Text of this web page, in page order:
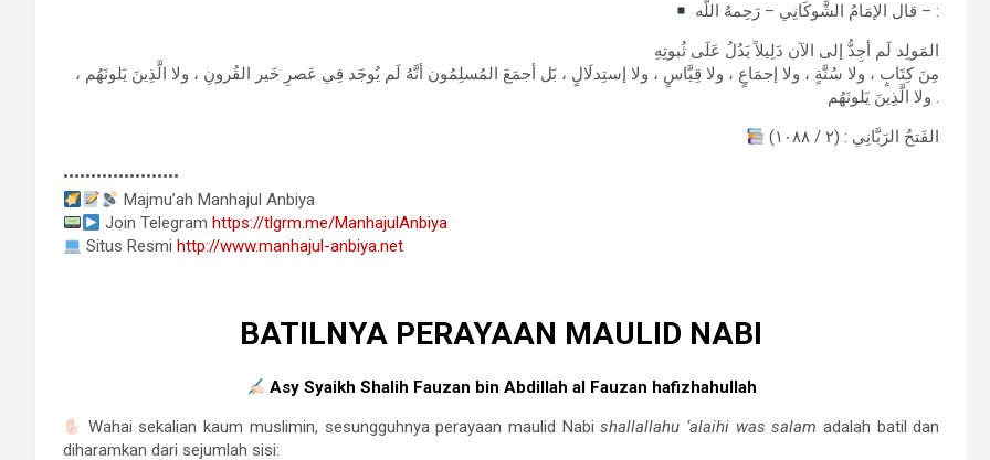
قال الإمَامُ الشَّوكَانِي – رَحِمهُ اللَّه – :
المَولِد لَم أجِدُّ إلى الآن دَلِيلاً يَدُلُ عَلَى ثُبوتِهِ
مِنَ كِتَابٍ ، ولا سُنَّةٍ ، ولا إجمَاعٍ ، ولا قِيَّاسٍ ، ولا إستِدلَالٍ ، بَل أجمَعَ المُسلِمُون أنَّهُ لَم يُوجَد فِي عَصرِ خَير القُرونِ ، ولا الَّذِينَ يَلونَهُم ،
ولا الَّذِينَ يَلونَهُم .
الفَتحُ الرَبَّانِي : (٢ / ١٠٨٨)
•••••••••••••••••••••
Majmu’ah Manhajul Anbiya
Join Telegramhttps://tlgrm.me/ManhajulAnbiya
Situs Resmihttp://www.manhajul-anbiya.net
BATILNYA PERAYAAN MAULID NABI
Asy Syaikh Shalih Fauzan bin Abdillah al Fauzan hafizhahullah
Wahai sekalian kaum muslimin, sesungguhnya perayaan maulid Nabishallallahu ‘alaihi was salam adalah batil dan
diharamkan dari sejumlah sisi: